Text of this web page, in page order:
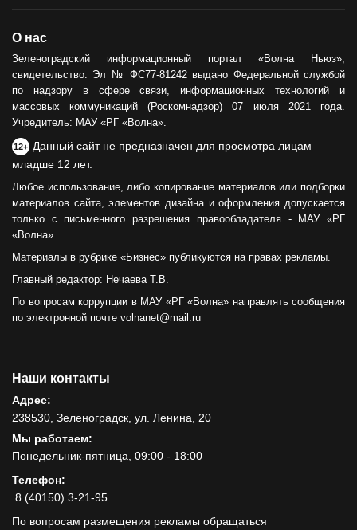
О нас
Зеленоградский информационный портал «Волна Ньюз»,
свидетельство: Эл № ФС77-81242 выдано Федеральной службой
по надзору в сфере связи, информационных технологий и
массовых коммуникаций (Роскомнадзор) 07 июля 2021 года.
Учредитель: МАУ «РГ «Волна».
12+ Данный сайт не предназначен для просмотра лицам
младше 12 лет.
Любое использование, либо копирование материалов или подборки
материалов сайта, элементов дизайна и оформления допускается
только с письменного разрешения правообладателя - МАУ «РГ
«Волна».
Материалы в рубрике «Бизнес» публикуются на правах рекламы.
Главный редактор: Нечаева Т.В.
По вопросам коррупции в МАУ «РГ «Волна» направлять сообщения
по электронной почте volnanet@mail.ru
Наши контакты
Адрес:
238530, Зеленоградск, ул. Ленина, 20
Мы работаем:
Понедельник-пятница, 09:00 - 18:00
Телефон:
8 (40150) 3-21-95
По вопросам размещения рекламы обращаться